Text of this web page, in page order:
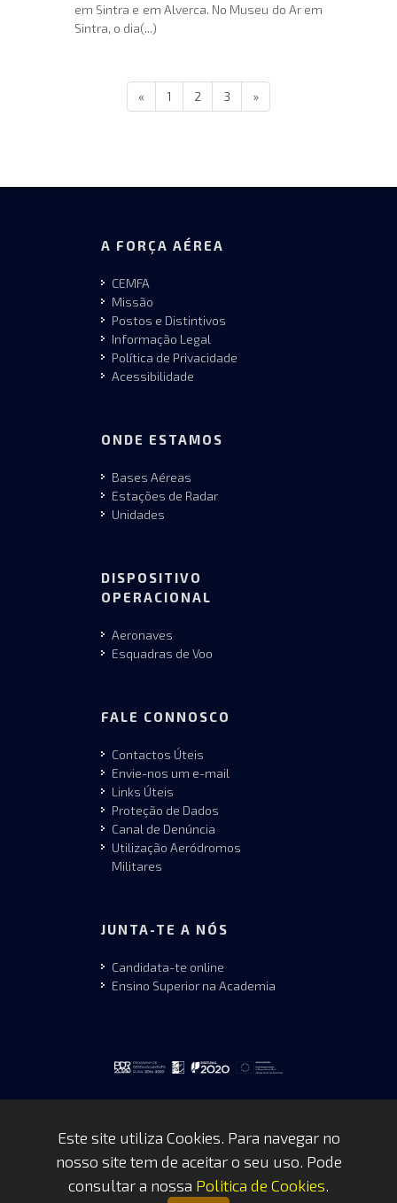
em Sintra e em Alverca. No Museu do Ar em
Sintra, o dia(...)
« 1 2 3 »
A FORÇA AÉREA
CEMFA
Missão
Postos e Distintivos
Informação Legal
Política de Privacidade
Acessibilidade
ONDE ESTAMOS
Bases Aéreas
Estações de Radar
Unidades
DISPOSITIVO
OPERACIONAL
Aeronaves
Esquadras de Voo
FALE CONNOSCO
Contactos Úteis
Envie-nos um e-mail
Links Úteis
Proteção de Dados
Canal de Denúncia
Utilização Aeródromos
Militares
JUNTA-TE A NÓS
Candidata-te online
Ensino Superior na Academia
Copyrights © 2026 by FAP - DCSI -
Este site utiliza Cookies. Para navegar no
nosso site tem de aceitar o seu uso. Pode
consultar a nossa Politica de Cookies.